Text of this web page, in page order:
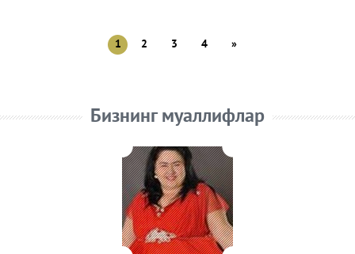
1 2 3 4 »
Бизнинг муаллифлар